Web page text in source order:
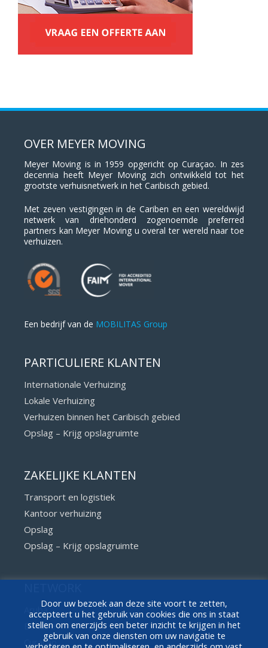
OVER MEYER MOVING
Meyer Moving is in 1959 opgericht op Curaçao. In zes
decennia heeft Meyer Moving zich ontwikkeld tot het
grootste verhuisnetwerk in het Caribisch gebied.
Met zeven vestigingen in de Cariben en een wereldwijd
netwerk van driehonderd zogenoemde preferred
partners kan Meyer Moving u overal ter wereld naar toe
verhuizen.
Een bedrijf van de MOBILITAS Group
PARTICULIERE KLANTEN
Internationale Verhuizing
Lokale Verhuizing
Verhuizen binnen het Caribisch gebied
Opslag – Krijg opslagruimte
ZAKELIJKE KLANTEN
Transport en logistiek
Kantoor verhuizing
Opslag
Opslag – Krijg opslagruimte
Aruba
Bonaire
Curaçao
Door uw bezoek aan deze site voort te zetten,
accepteert u het gebruik van cookies die ons in staat
stellen om enerzijds een beter inzicht te krijgen in het
gebruik van onze diensten om uw navigatie te